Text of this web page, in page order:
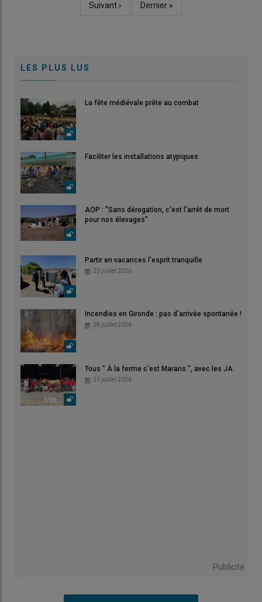
Page
Suivant ›
Dernière
Dernier »
LES PLUS LUS
La fête médiévale prête au combat
Faciliter les installations atypiques
AOP : "Sans dérogation, c'est l'arrêt de mort
pour nos élevages"
Partir en vacances l'esprit tranquille
23 juillet 2026
Incendies en Gironde : pas d'arrivée spontanée !
28 juillet 2026
Tous " À la ferme c'est Marans ", avec les JA
31 juillet 2026
Publicité